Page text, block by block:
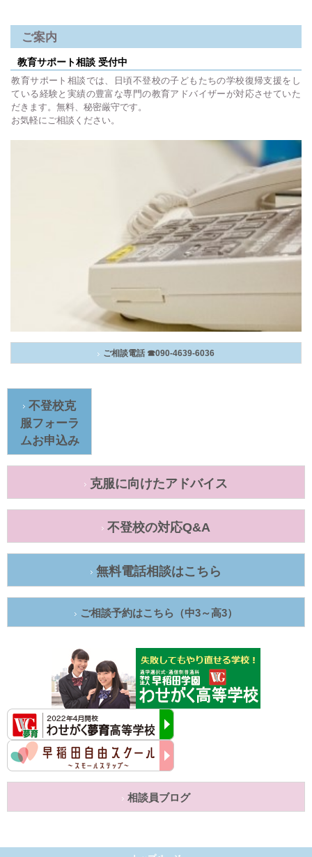
ご案内
教育サポート相談 受付中
教育サポート相談では、日頃不登校の子どもたちの学校復帰支援をし
ている経験と実績の豊富な専門の教育アドバイザーが対応させていた
だきます。無料、秘密厳守です。
お気軽にご相談ください。
ご相談電話 ☎090-4639-6036
不登校克
服フォーラ
ムお申込み
克服に向けたアドバイス
不登校の対応Q&A
無料電話相談はこちら
ご相談予約はこちら（中3～高3）
相談員ブログ